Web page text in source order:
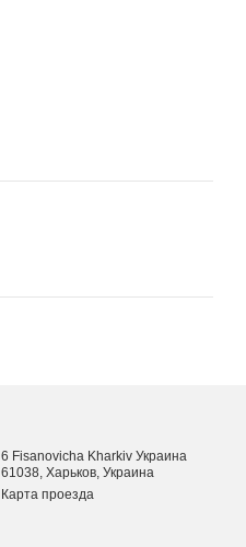
6 Fisanovicha Kharkiv Украина
61038, Харьков, Украина
Карта проезда